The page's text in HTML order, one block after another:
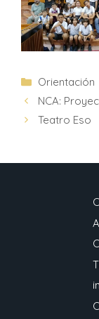
Orientación
NCA:
Teatro Eso